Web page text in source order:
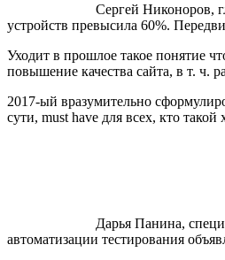
Сергей Никоноров,
устройств превысила 60%.
Уходит в прошлое такое понятие
повышение качества сайта, в т. ч.
2017-ый вразумительно
сути, must have для всех, кто
Дарья Панина,
автоматизации тестирования